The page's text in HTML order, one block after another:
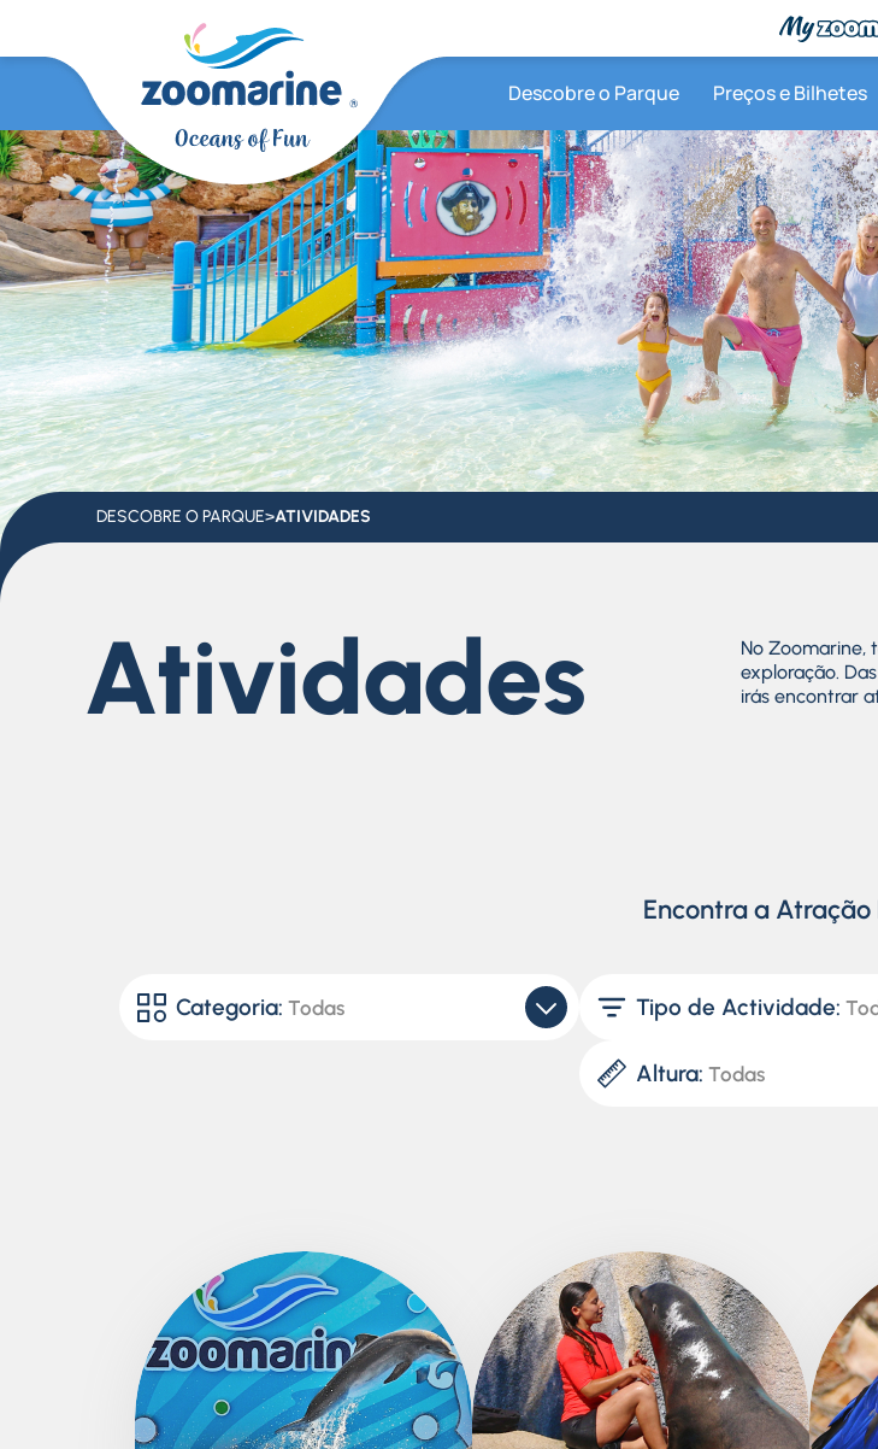
Descobre o Parque Preços e Bilhetes
DESCOBRE O PARQUE>ATIVIDADES
Atividades
No Zoomarine,
exploração.
irás encontrar
Encontra a Atração
Categoria: Todas
Atrações Aquáticas
Tipo de Actividade:
Todas
Familiar
Infantil
Intensa
Altura: Todas
> 1,00 m
> 1,05 m
> 1,10 m
> 1,20 m